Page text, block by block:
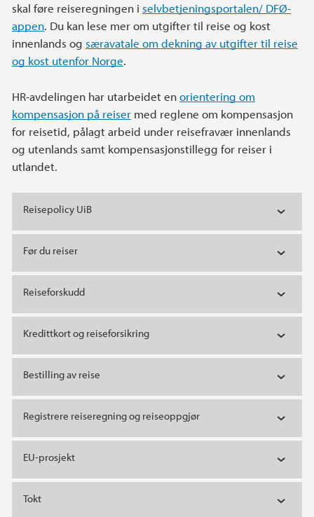
skal føre reiseregningen i selvbetjeningsportalen/ DFØ-
appen. Du kan lese mer om utgifter til reise og kost
innenlands og særavatale om dekning av utgifter til reise
og kost utenfor Norge.
HR-avdelingen har utarbeidet enorientering om
kompensasjon på reiser med reglene om kompensasjon
for reisetid, pålagt arbeid under reisefravær innenlands
og utenlands samt kompensasjonstillegg for reiser i
utlandet.
Reisepolicy UiB
Før du reiser
Reiseforskudd
Kredittkort og reiseforsikring
Bestilling av reise
Registrere reiseregning og reiseoppgjør
EU-prosjekt
Tokt